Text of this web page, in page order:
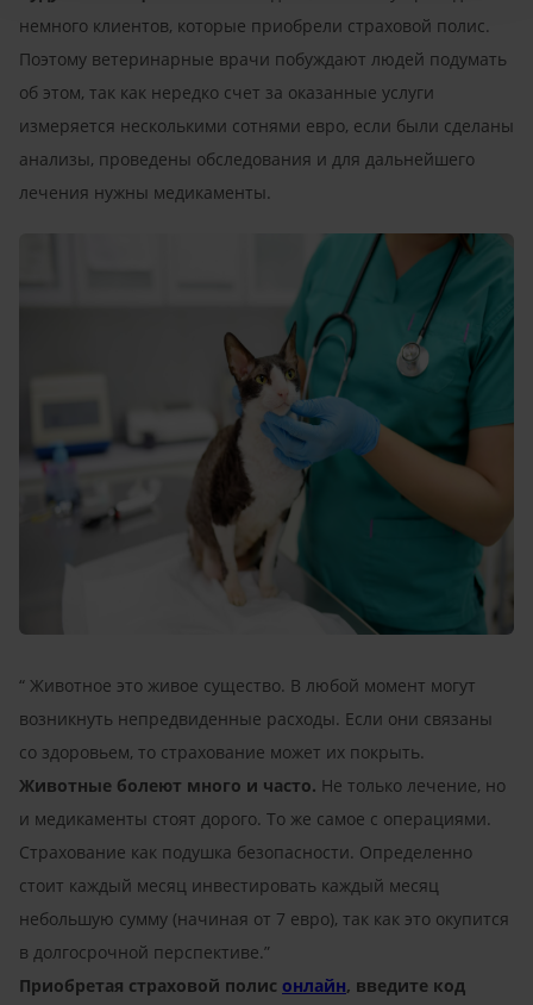
немного клиентов, которые приобрели страховой полис.
Поэтому ветеринарные врачи побуждают людей подумать
об этом, так как нередко счет за оказанные услуги
измеряется несколькими сотнями евро, если были сделаны
анализы, проведены обследования и для дальнейшего
лечения нужны медикаменты.
“ Животное это живое существо. В любой момент могут
возникнуть непредвиденные расходы. Если они связаны
со здоровьем, то страхование может их покрыть.
Животные болеют много и часто. Не только лечение, но
и медикаменты стоят дорого. То же самое с операциями.
Страхование как подушка безопасности. Определенно
стоит каждый месяц инвестировать каждый месяц
небольшую сумму (начиная от 7 евро), так как это окупится
в долгосрочной перспективе.”
Приобретая страховой полис онлайн, введите код